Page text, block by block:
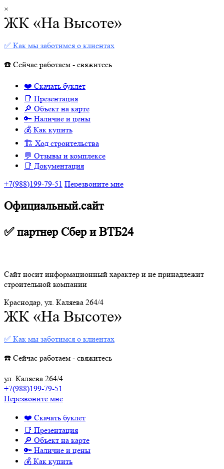
×
ЖК «На Высоте»
✅ Как мы заботимся о клиентах
☎️ Сейчас работаем - свяжитесь
❤️ Скачать буклет
📑 Презентация
🔎 Объект на карте
🔑 Наличие и цены
💰 Как купить
🏗 Ход строительства
💬 Отзывы и комплексе
📑 Документация
+7(988)199-79-51 Перезвоните мне
Официальный.сайт
✅ партнер Сбер и ВТБ24
Сайт носит информационный характер и не принадлежит
строительной компании
Краснодар, ул. Каляева 264/4
ЖК «На Высоте»
✅ Как мы заботимся о клиентах
☎️ Сейчас работаем - свяжитесь
ул. Каляева 264/4
+7(988)199-79-51
Перезвоните мне
❤️ Скачать буклет
📑 Презентация
🔎 Объект на карте
🔑 Наличие и цены
💰 Как купить